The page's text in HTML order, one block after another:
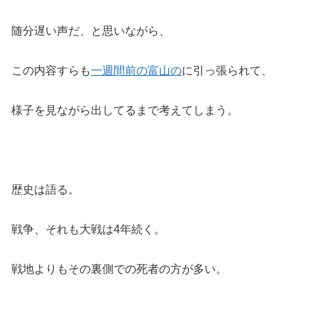
随分遅い声だ、と思いながら、
この内容すらも一週間前の富山のに引っ張られて、
様子を見ながら出してるまで考えてしまう。
歴史は語る。
戦争、それも大戦は4年続く。
戦地よりもその裏側での死者の方が多い。